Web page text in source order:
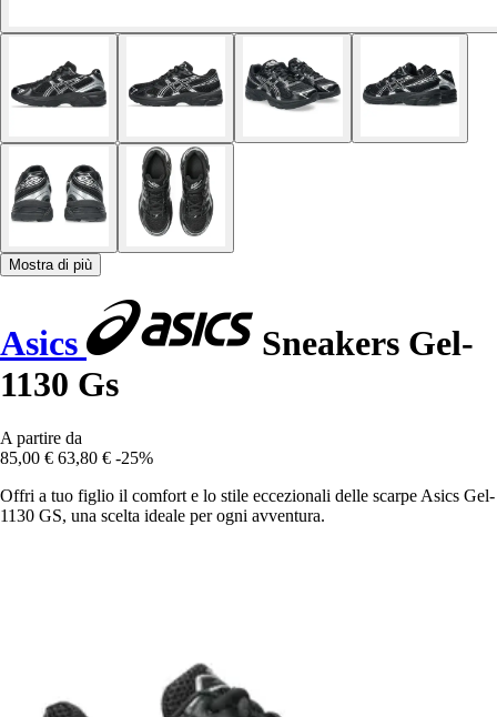
Mostra di più
Asics
Sneakers Gel-
1130 Gs
A partire da
85,00 € 63,80 € -25%
Offri a tuo figlio il comfort e lo stile eccezionali delle scarpe Asics Gel-
1130 GS, una scelta ideale per ogni avventura.